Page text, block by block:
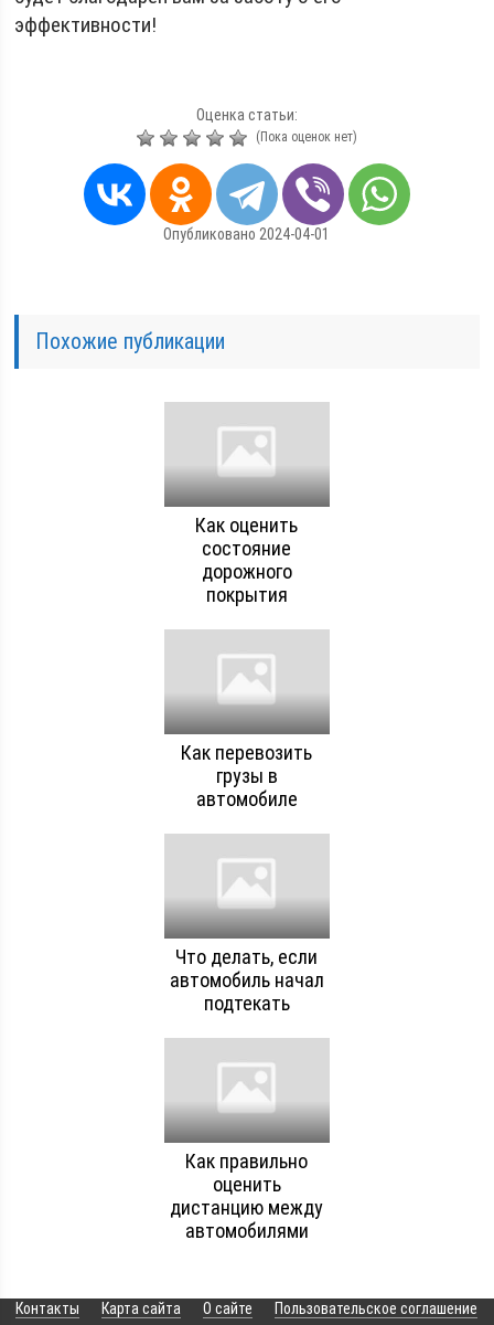
эффективности!
Оценка статьи:
(Пока оценок нет)
Опубликовано 2024-04-01
Похожие публикации
Как оценить
состояние
дорожного
покрытия
Как перевозить
грузы в
автомобиле
Что делать, если
автомобиль начал
подтекать
Как правильно
оценить
дистанцию между
автомобилями
Контакты Карта сайта О сайте Пользовательское соглашение